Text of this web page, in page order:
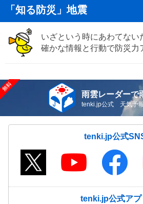
「知る防災」地震
いざという時にあわてない
確かな情報と行動で防災力
雨雲レーダーで
tenki.jp公式 天気予
tenki.jp公式
tenki.jp公式アプ